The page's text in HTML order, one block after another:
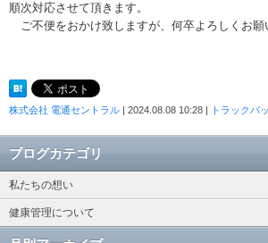
順次対応させて頂きます。
ご不便をおかけ致しますが、何卒よろしくお願
株式会社 電通セントラル | 2024.08.08 10:28 | トラックバ
ブログカテゴリ
私たちの想い
健康管理について